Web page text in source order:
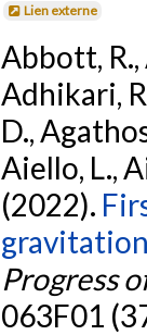
Lien externe
Abbott, R.,
Adhikari,
D.,
Aiello, L.,
(2022).
Progress
063F01